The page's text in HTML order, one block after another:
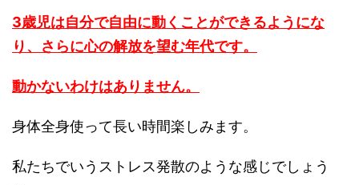
3歳児は自分で自由に動くことができるようにな
り、さらに心の解放を望む年代です。
動かないわけはありません。
身体全身使って長い時間楽しみます。
私たちでいうストレス発散のような感じでしょう